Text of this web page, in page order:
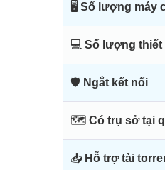
🖥 Số lượng máy
💻 Số lượng thiết
🛡 Ngắt kết nối
🗺 Có trụ sở tại
📥 Hỗ trợ tải